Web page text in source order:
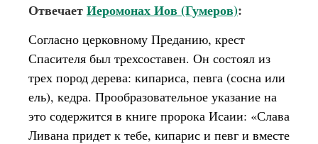
ОтвечаетИеромонах Иов (Гумеров):
Согласно церковному Преданию, крест
Спасителя был трехсоставен. Он состоял из
трех пород дерева: кипариса, певга (сосна или
ель), кедра. Прообразовательное указание на
это содержится в книге пророка Исаии: «Слава
Ливана придет к тебе, кипарис и певг и вместе